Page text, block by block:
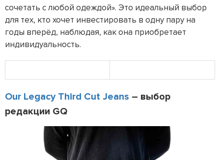
сочетать с любой одеждой». Это идеальный выбор
для тех, кто хочет инвестировать в одну пару на
годы вперёд, наблюдая, как она приобретает
индивидуальность.
Our Legacy Third Cut Jeans – выбор
редакции GQ